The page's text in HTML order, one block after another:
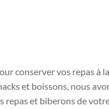
conserver vos repas à
et boissons, nous
repas et biberons de